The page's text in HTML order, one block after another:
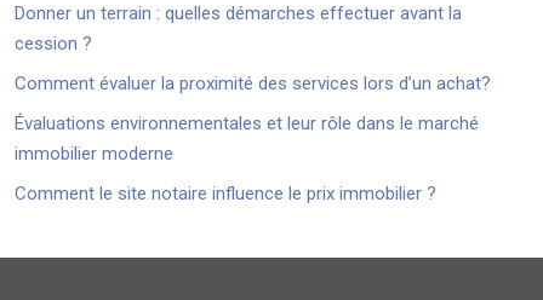
Donner un terrain : quelles démarches effectuer avant la
cession ?
Comment évaluer la proximité des services lors d’un achat?
Évaluations environnementales et leur rôle dans le marché
immobilier moderne
Comment le site notaire influence le prix immobilier ?